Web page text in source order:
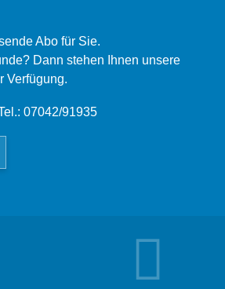
Abo für Sie.
Dann stehen Ihnen unsere
Verfügung.
07042/91935